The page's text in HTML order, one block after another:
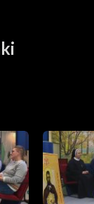
ciepła, nadziei i